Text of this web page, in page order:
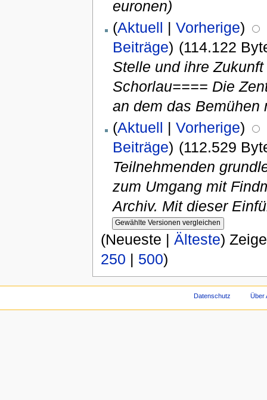
euronen)
(Aktuell | Vorherige)
Beiträge) (114.122
Stelle und ihre
Schorlau==== Die
an dem das Bemühen
(Aktuell | Vorherige)
Beiträge) (112.529
Teilnehmenden
zum Umgang mit
Archiv. Mit dieser
(Neueste | Älteste)
250 | 500)
Datenschutz Über